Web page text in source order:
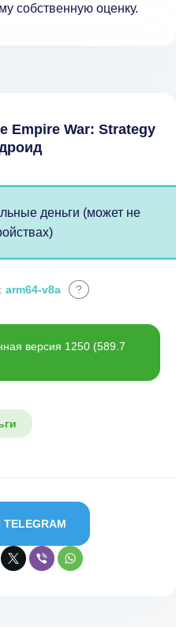
собственную оценку.
Empire War: Strategy
деньги (может не
arm64-v8a ?
версия 1250 (589.7